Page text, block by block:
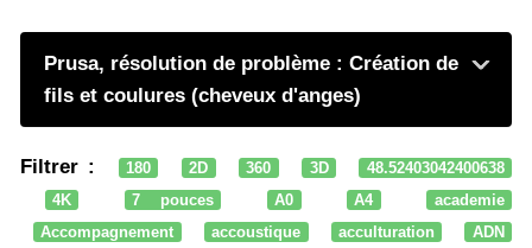
Prusa, résolution de problème : Création de
fils et coulures (cheveux d'anges)
Filtrer : 180 2D 360 3D
48.52403042400638
4K
7 pouces A0 A4
academie
Accompagnement
accoustique acculturation
ADN